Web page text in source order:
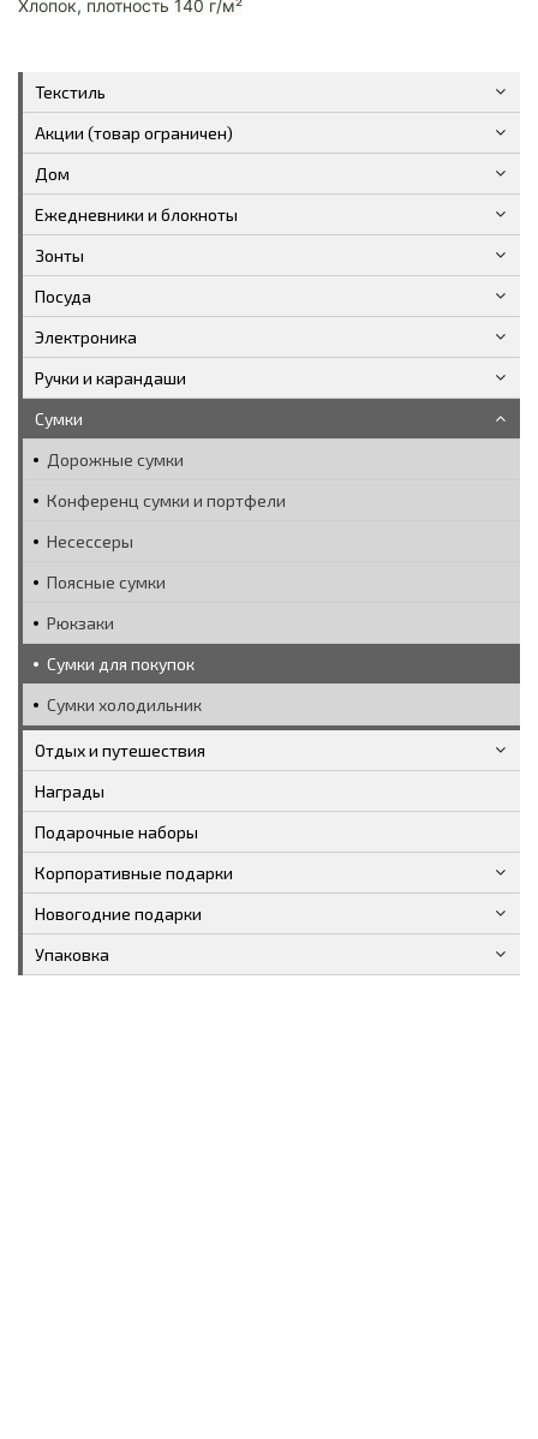
Хлопок, плотность 140 г/м²
Текстиль
Акции (товар ограничен)
Дом
Ежедневники и блокноты
Зонты
Посуда
Электроника
Ручки и карандаши
Сумки
Дорожные сумки
Конференц сумки и портфели
Несессеры
Поясные сумки
Рюкзаки
Сумки для покупок
Сумки холодильник
Отдых и путешествия
Награды
Подарочные наборы
Корпоративные подарки
Новогодние подарки
Упаковка